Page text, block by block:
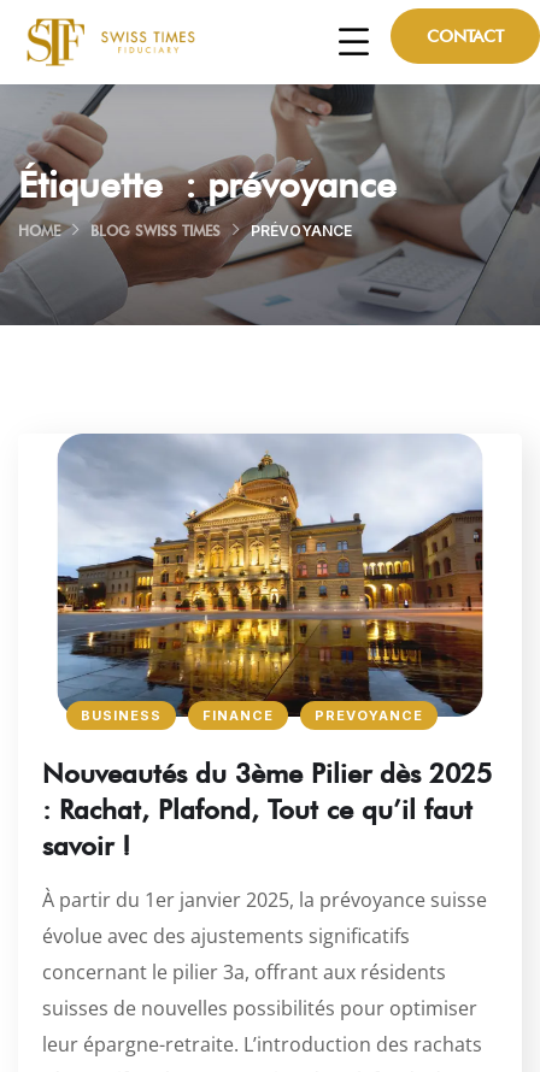
CONTACT
Étiquette :prévoyance
HOME BLOG SWISS TIMES PRÉVOYANCE
BUSINESS FINANCE PREVOYANCE
Nouveautés du 3ème Pilier dès 2025
: Rachat, Plafond, Tout ce qu’il faut
savoir !
À partir du 1er janvier 2025, la prévoyance suisse
évolue avec des ajustements significatifs
concernant le pilier 3a, offrant aux résidents
suisses de nouvelles possibilités pour optimiser
leur épargne-retraite. L’introduction des rachats